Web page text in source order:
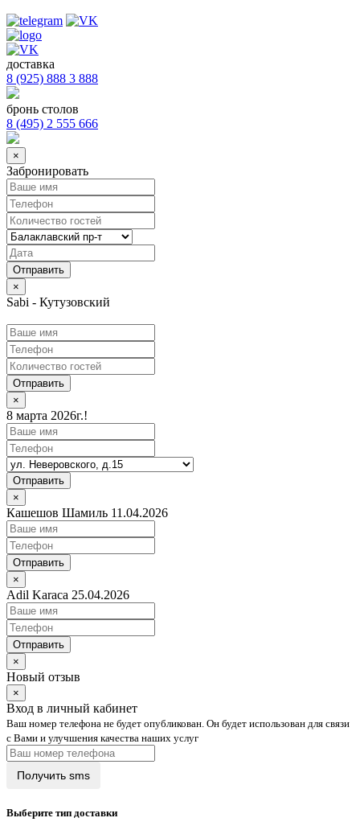
доставка
8 (925) 888 3 888
бронь столов
8 (495) 2 555 666
×
Забронировать
×
Sabi - Кутузовский
Отправить
×
8 марта 2026г.!
Отправить
×
Кашешов Шамиль 11.04.2026
Отправить
×
Adil Karaca 25.04.2026
Отправить
×
Новый отзыв
×
Вход в личный кабинет
Ваш номер телефона не будет опубликован. Он будет использован для связи
с Вами и улучшения качества наших услуг
Выберите тип доставки